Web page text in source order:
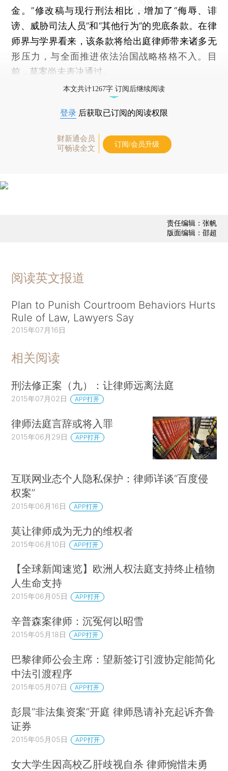
金。”修改稿与现行刑法相比，增加了“侮辱、诽
谤、威胁司法人员”和“其他行为”的兜底条款。在律
师界与学界看来，该条款将给出庭律师带来诸多无
形压力，与全面推进依法治国战略格格不入。目
前，草案尚未表决通过。
本文共计1267字 订阅后继续阅读
登录 后获取已订阅的阅读权限
财新通会员
可畅读全文
订阅/会员升级
责任编辑：张帆
版面编辑：邵超
阅读英文报道
Plan to Punish Courtroom Behaviors Hurts
Rule of Law, Lawyers Say
2015年07月16日
相关阅读
刑法修正案（九）：让律师远离法庭
2015年07月02日 APP打开
律师法庭言辞或将入罪
2015年06月29日 APP打开
互联网业态个人隐私保护：律师详谈“百度侵
权案”
2015年06月16日 APP打开
莫让律师成为无力的维权者
2015年06月10日 APP打开
【全球新闻速览】欧洲人权法庭支持终止植物
人生命支持
2015年06月05日 APP打开
辛普森案律师：沉冤何以昭雪
2015年05月18日 APP打开
巴黎律师公会主席：望新签订引渡协定能简化
中法引渡程序
2015年05月07日 APP打开
彭晨“非法集资案”开庭 律师恳请补充起诉齐鲁
证券
2015年05月05日 APP打开
女大学生因高校乙肝歧视自杀 律师惋惜未勇